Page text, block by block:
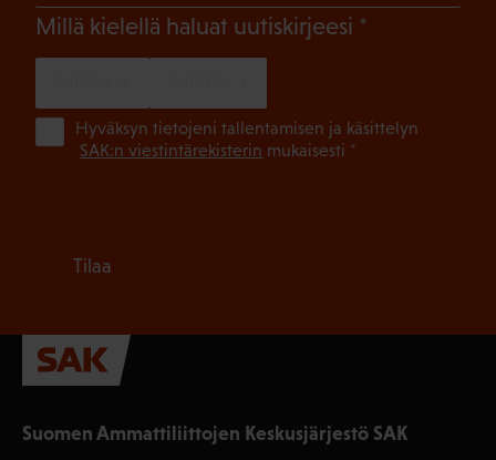
Suomen Ammattiliittojen Keskusjärjestö SAK
Millä kielellä haluat uutiskirjeesi (Pakollinen)
Hyväksyn tietojeni tallentamisen ja käsittelyn
SAK:n viestintärekisterin mukaisesti *
Tilaa